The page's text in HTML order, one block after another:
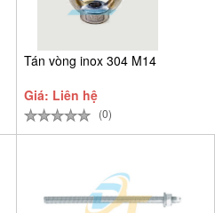
Tán vòng inox 304 M14
Giá: Liên hệ
(0)